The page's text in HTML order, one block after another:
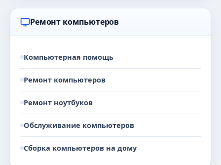
Ремонт компьютеров
Компьютерная помощь
Ремонт компьютеров
Ремонт ноутбуков
Обслуживание компьютеров
Сборка компьютеров на дому